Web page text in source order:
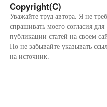
Copyright(C)
Уважайте труд автора. Я не
спрашивать моего согласия для
публикации статей на своем
Но не забывайте указывать
на источник.